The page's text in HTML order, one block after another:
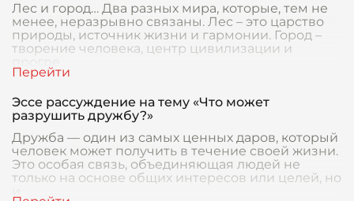
Лес и город… Два разных мира, которые, тем не
менее, неразрывно связаны. Лес – это царство
природы, источник жизни и гармонии. Город –
творение человека, центр цивилизации и
Эссе рассуждение на тему «Что может
разрушить дружбу?»
Дружба — один из самых ценных даров, который
человек может получить в течение своей жизни.
Это особая связь, объединяющая людей не
только на основе общих интересов или целей, но